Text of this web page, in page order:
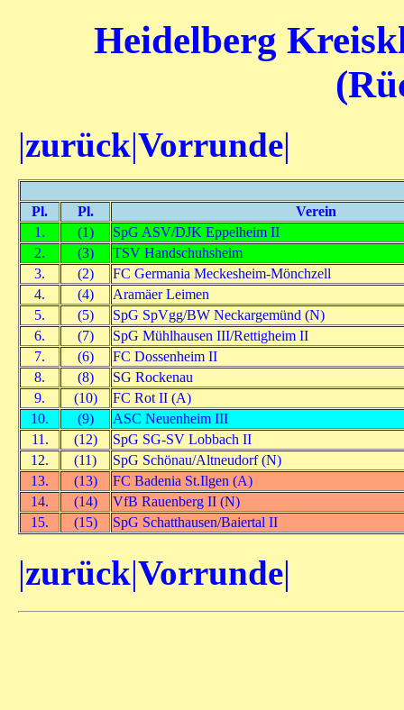
Heidelberg
|zurück|Vorrunde|
Pl. Pl.
Verein
1.
(1)
SpG ASV/DJK Eppelheim II
2.
(3)
TSV Handschuhsheim
3.
(2)
FC Germania Meckesheim-Mönchzell
4.
(4)
Aramäer Leimen
5.
(5)
SpG SpVgg/BW Neckargemünd (N)
6.
(7)
SpG Mühlhausen III/Rettigheim II
7.
(6)
FC Dossenheim II
8.
(8)
SG Rockenau
9.
(10)
FC Rot II (A)
10.
(9)
ASC Neuenheim III
11.
(12)
SpG SG-SV Lobbach II
12.
(11)
SpG Schönau/Altneudorf (N)
13.
(13)
FC Badenia St.Ilgen (A)
14.
(14)
VfB Rauenberg II (N)
15.
(15) SpG Schatthausen/Baiertal II
|zurück|Vorrunde|